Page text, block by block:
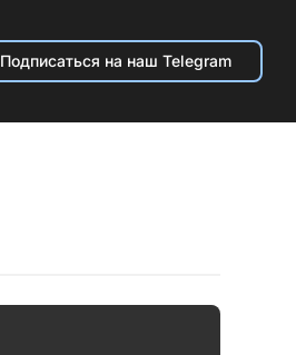
Подписаться на наш Telegram